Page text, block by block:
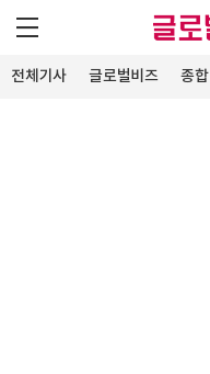
전체기사 글로벌비즈 종합